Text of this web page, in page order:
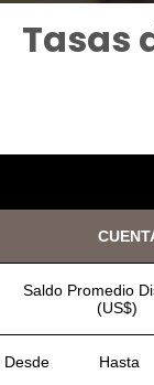
Tasas
Saldo Promedio
(US$)
Desde Hasta